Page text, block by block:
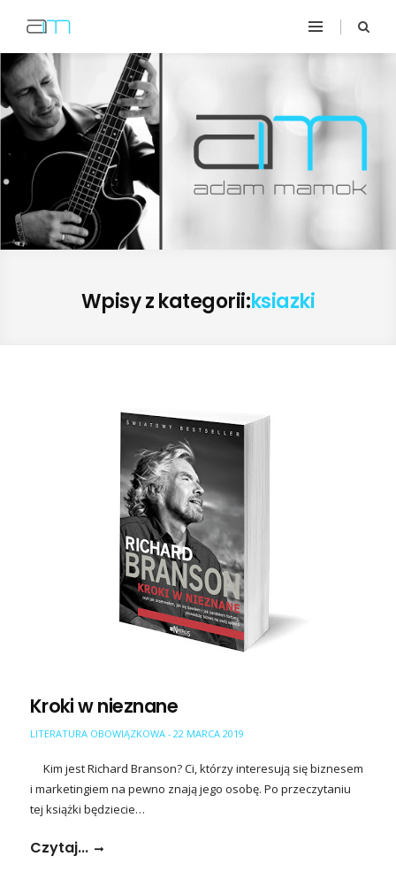
Wpisy z kategorii:ksiazki
Kroki w nieznane
LITERATURA OBOWIĄZKOWA - 22 MARCA 2019
Kim jest Richard Branson? Ci, którzy interesują się biznesem
i marketingiem na pewno znają jego osobę. Po przeczytaniu
tej książki będziecie…
Czytaj...